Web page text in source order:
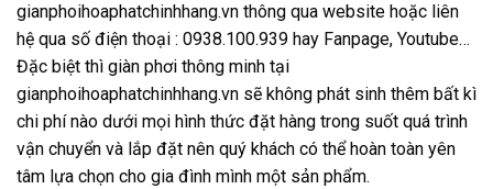
gianphoihoaphatchinhhang.vn thông qua website hoặc liên
hệ qua số điện thoại : 0938.100.939 hay Fanpage, Youtube…
Đặc biệt thì giàn phơi thông minh tại
gianphoihoaphatchinhhang.vn sẽ không phát sinh thêm bất kì
chi phí nào dưới mọi hình thức đặt hàng trong suốt quá trình
vận chuyển và lắp đặt nên quý khách có thể hoàn toàn yên
tâm lựa chọn cho gia đình mình một sản phẩm.